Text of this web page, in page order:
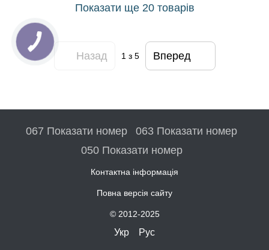
Показати ще 20 товарів
Назад 1з 5 Вперед
067 Показати номер
063 Показати номер
050 Показати номер
Контактна інформація
Повна версія сайту
© 2012-2025
Укр Рус